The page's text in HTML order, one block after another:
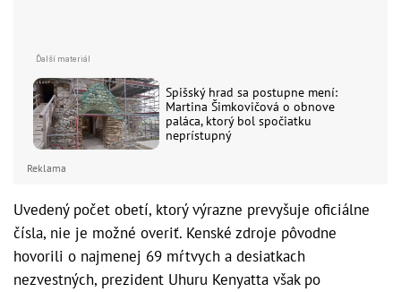
Spišský hrad sa postupne mení:
Martina Šimkovičová o obnove
paláca, ktorý bol spočiatku
neprístupný
Reklama
Uvedený počet obetí, ktorý výrazne prevyšuje oficiálne
čísla, nie je možné overiť. Kenské zdroje pôvodne
hovorili o najmenej 69 mŕtvych a desiatkach
nezvestných, prezident Uhuru Kenyatta však po